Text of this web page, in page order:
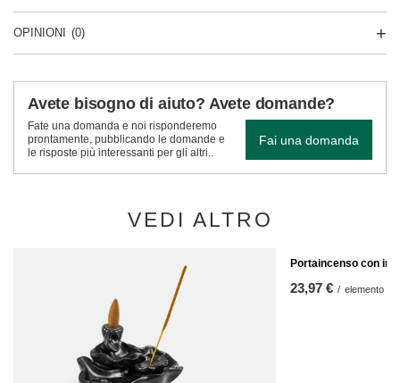
OPINIONI (0)
Avete bisogno di aiuto? Avete domande?
Fate una domanda e noi risponderemo
prontamente, pubblicando le domande e
le risposte più interessanti per gli altri..
Fai una domanda
VEDI ALTRO
Portaincenso con
23,97 € / elemento